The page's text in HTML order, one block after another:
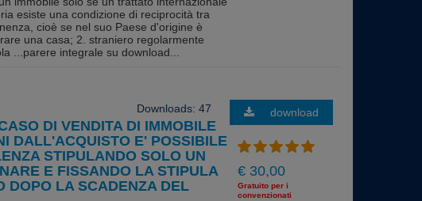
esiste una condizione di reciprocità tra
cioè se nel suo Paese d'origine è
una casa; 2. straniero regolarmente
...parere integrale su download...
download
€ 30,00
Gratuito per i
convenzionati
Downloads: 47
DI VENDITA DI IMMOBILE
DALL'ACQUISTO E' POSSIBILE
STIPULANDO SOLO UN
E FISSANDO LA STIPULA
DOPO LA SCADENZA DEL